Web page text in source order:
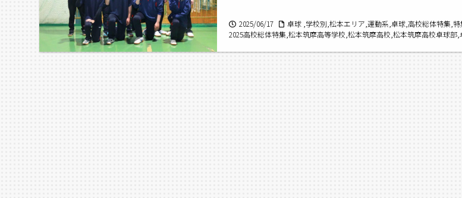
2025/06/17
卓球 ,学校別,松本エリア,運動系,卓球,高校総体特集,
2025高校総体特集,松本筑摩高等学校,松本筑摩高校,松本筑摩高校卓球部